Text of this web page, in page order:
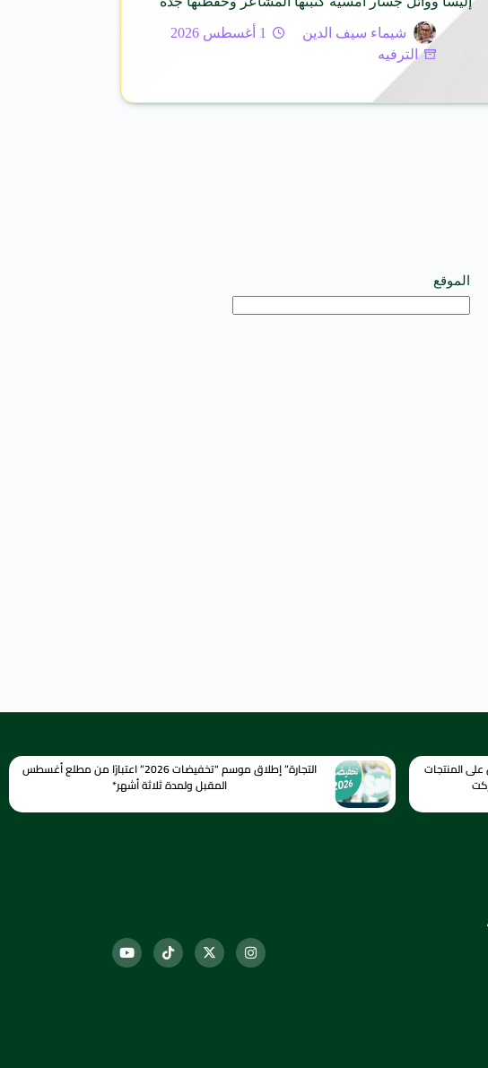
شيماء سيف الدين
1 أغسطس 2026
الترفيه
الموقع
المملكة: أكثر من 2,000 عرض على المنتجات التجارة” إطلاق موسم “تخفيضات 2026” اعتبارًا من مطلع أغسطس
المقبل ولمدة ثلاثة أشهر*